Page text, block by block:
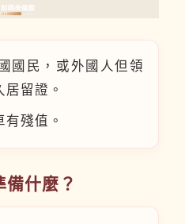
國民，或外國人但領
留證。
殘值。
備什麼？